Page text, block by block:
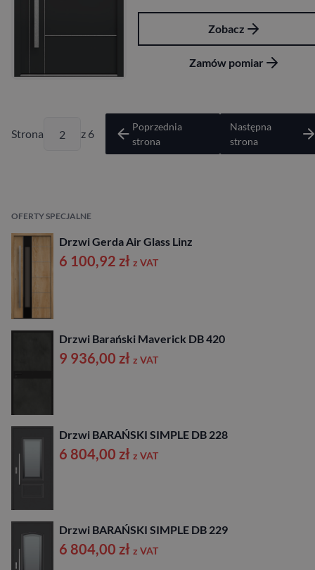
Zobacz
Zamów pomiar
Strona z 6
Poprzednia
strona
Następna
strona
OFERTY SPECJALNE
Drzwi Gerda Air Glass Linz
6 100,92 zł z VAT
Drzwi Barański Maverick DB 420
9 936,00 zł z VAT
Drzwi BARAŃSKI SIMPLE DB 228
6 804,00 zł z VAT
Drzwi BARAŃSKI SIMPLE DB 229
6 804,00 zł z VAT